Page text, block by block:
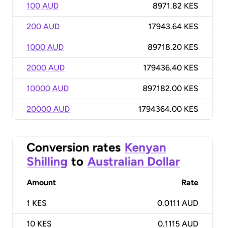
100 AUD 8971.82 KES
200 AUD 17943.64 KES
1000 AUD 89718.20 KES
2000 AUD 179436.40 KES
10000 AUD 897182.00 KES
20000 AUD 1794364.00 KES
Conversion rates Kenyan
Shilling to Australian Dollar
Amount Rate
1 KES 0.0111 AUD
10 KES 0.1115 AUD